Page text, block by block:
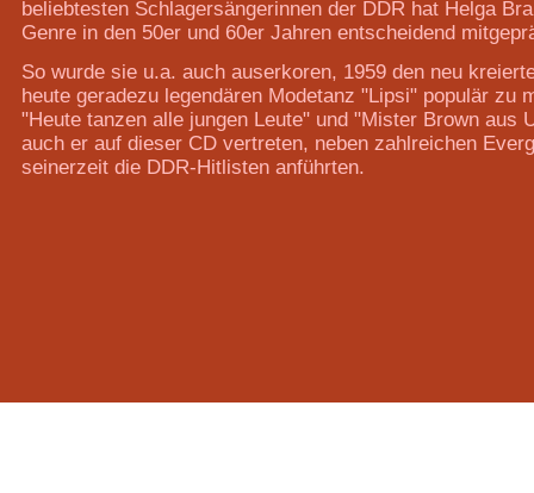
beliebtesten Schlagersängerinnen der DDR hat Helga
Genre in den 50er und 60er Jahren entscheidend
So wurde sie u.a. auch auserkoren, 1959 den neu
heute geradezu legendären Modetanz "Lipsi" populär zu
"Heute tanzen alle jungen Leute" und "Mister Brown aus
auch er auf dieser CD vertreten, neben zahlreichen
seinerzeit die DDR-Hitlisten anführten.